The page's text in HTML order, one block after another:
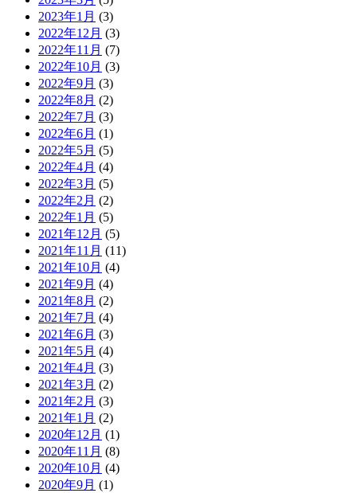
2023年1月 (3)
2022年12月 (3)
2022年11月 (7)
2022年10月 (3)
2022年9月 (3)
2022年8月 (2)
2022年7月 (3)
2022年6月 (1)
2022年5月 (5)
2022年4月 (4)
2022年3月 (5)
2022年2月 (2)
2022年1月 (5)
2021年12月 (5)
2021年11月 (11)
2021年10月 (4)
2021年9月 (4)
2021年8月 (2)
2021年7月 (4)
2021年6月 (3)
2021年5月 (4)
2021年4月 (3)
2021年3月 (2)
2021年2月 (3)
2021年1月 (2)
2020年12月 (1)
2020年11月 (8)
2020年10月 (4)
2020年9月 (1)